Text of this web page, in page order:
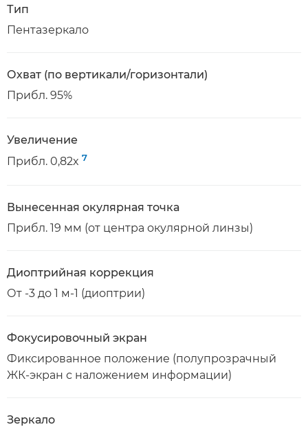
Тип
Пентазеркало
Охват (по вертикали/горизонтали)
Прибл. 95%
Увеличение
Прибл. 0,82x 7
Вынесенная окулярная точка
Прибл. 19 мм (от центра окулярной линзы)
Диоптрийная коррекция
От -3 до 1 м-1 (диоптрии)
Фокусировочный экран
Фиксированное положение (полупрозрачный
ЖК-экран с наложением информации)
Зеркало